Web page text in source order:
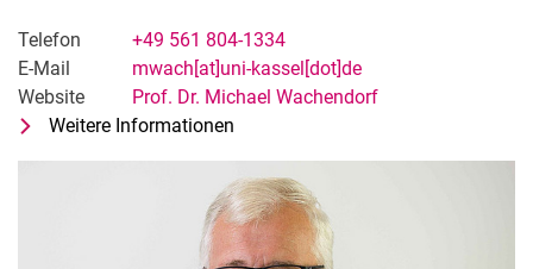
Telefon
+49 561 804-1334
E-Mail
mwach[at]uni-kassel[dot]de
Website
Prof. Dr. Michael Wachendorf
Weitere Informationen